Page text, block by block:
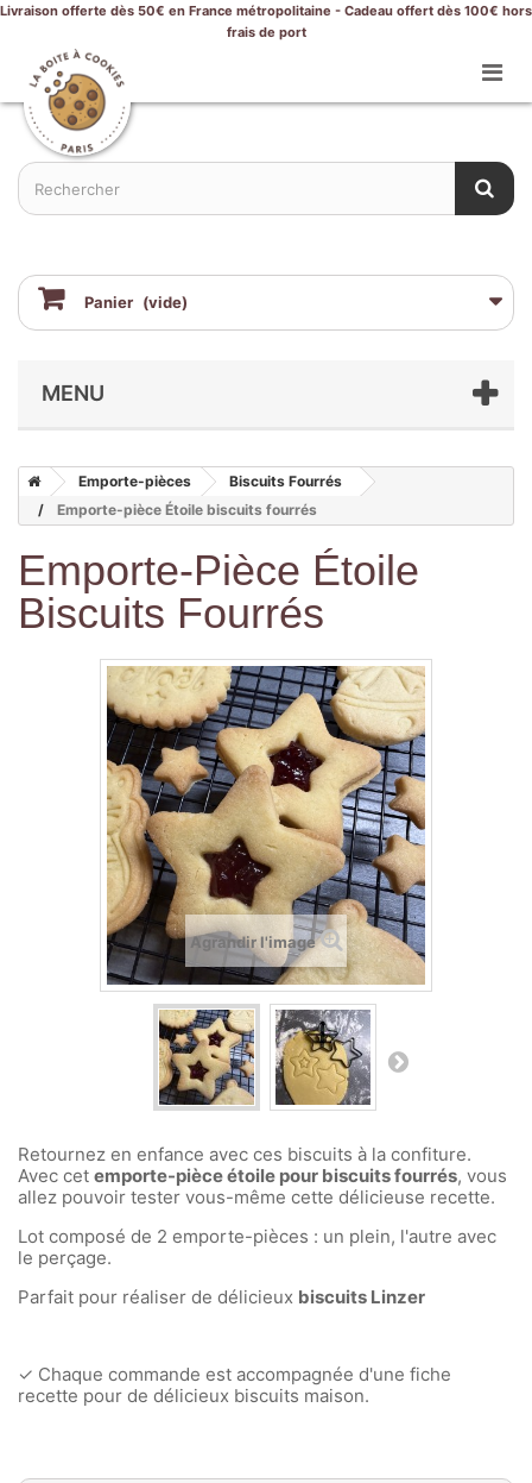
Livraison offerte dès 50€ en France métropolitaine - Cadeau offert dès 100€ hors
frais de port
Panier (vide)
MENU
Emporte-pièces
Biscuits Fourrés
Emporte-pièce Étoile biscuits fourrés
Emporte-Pièce Étoile
Biscuits Fourrés
Agrandir l'image
Retournez en enfance avec ces biscuits à la confiture.
Avec cet emporte-pièce étoile pour biscuits fourrés, vous
allez pouvoir tester vous-même cette délicieuse recette.
Lot composé de 2 emporte-pièces : un plein, l'autre avec
le perçage.
Parfait pour réaliser de délicieux biscuits Linzer
✓ Chaque commande est accompagnée d'une fiche
recette pour de délicieux biscuits maison.